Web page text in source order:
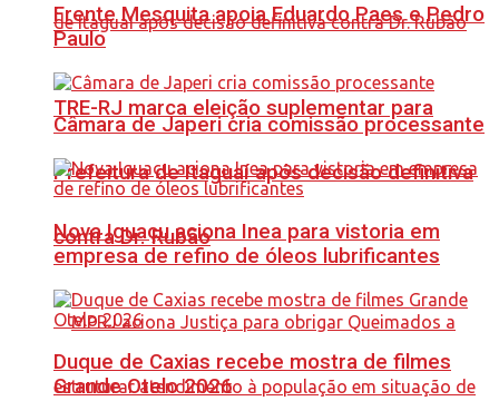
TRE-RJ marca eleição suplementar para
Prefeitura de Itaguaí após decisão definitiva
contra Dr. Rubão
Frente Mesquita apoia Eduardo Paes e Pedro
Paulo
Câmara de Japeri cria comissão processante
Nova Iguaçu aciona Inea para vistoria em
empresa de refino de óleos lubrificantes
Duque de Caxias recebe mostra de filmes
Grande Otelo 2026